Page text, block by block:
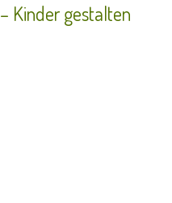
Kinder gestalten